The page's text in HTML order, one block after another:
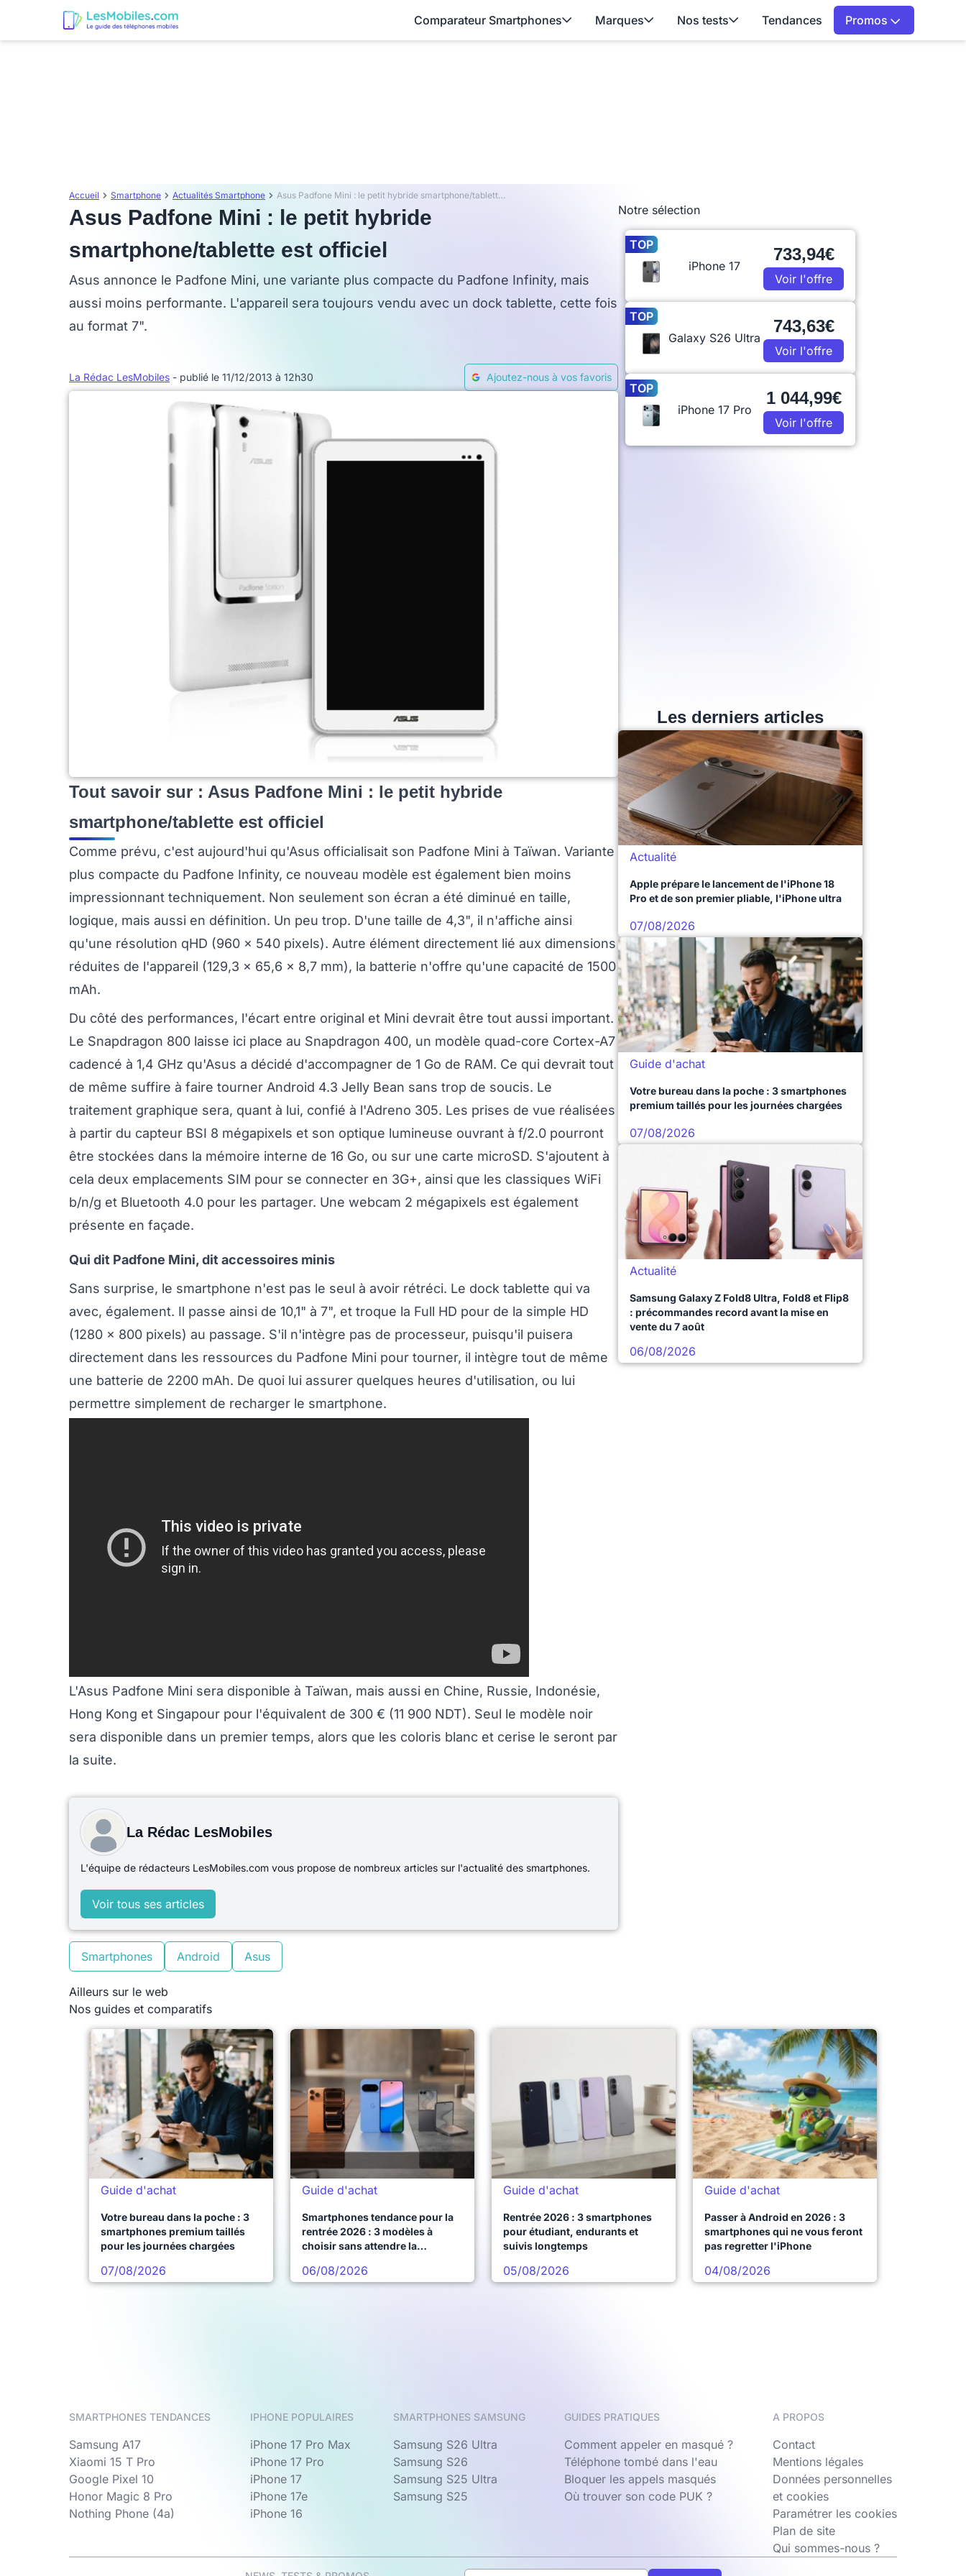
Comparateur Smartphones Marques Nos tests Tendances Promos
Accueil Smartphone Actualités Smartphone Asus Padfone Mini : le petit hybride smartphone/tablette est officiel
Asus Padfone Mini : le petit hybride
smartphone/tablette est officiel
Asus annonce le Padfone Mini, une variante plus compacte du Padfone Infinity, mais
aussi moins performante. L'appareil sera toujours vendu avec un dock tablette, cette fois
au format 7".
La Rédac LesMobiles - publié le 11/12/2013 à 12h30 Ajoutez-nous à vos favoris
Tout savoir sur : Asus Padfone Mini : le petit hybride
smartphone/tablette est officiel
Comme prévu, c'est aujourd'hui qu'Asus officialisait son Padfone Mini à Taïwan. Variante
plus compacte du Padfone Infinity, ce nouveau modèle est également bien moins
impressionnant techniquement. Non seulement son écran a été diminué en taille,
logique, mais aussi en définition. Un peu trop. D'une taille de 4,3", il n'affiche ainsi
qu'une résolution qHD (960 x 540 pixels). Autre élément directement lié aux dimensions
réduites de l'appareil (129,3 x 65,6 x 8,7 mm), la batterie n'offre qu'une capacité de 1500
mAh.
Du côté des performances, l'écart entre original et Mini devrait être tout aussi important.
Le Snapdragon 800 laisse ici place au Snapdragon 400, un modèle quad-core Cortex-A7
cadencé à 1,4 GHz qu'Asus a décidé d'accompagner de 1 Go de RAM. Ce qui devrait tout
de même suffire à faire tourner Android 4.3 Jelly Bean sans trop de soucis. Le
traitement graphique sera, quant à lui, confié à l'Adreno 305. Les prises de vue réalisées
à partir du capteur BSI 8 mégapixels et son optique lumineuse ouvrant à f/2.0 pourront
être stockées dans la mémoire interne de 16 Go, ou sur une carte microSD. S'ajoutent à
cela deux emplacements SIM pour se connecter en 3G+, ainsi que les classiques WiFi
b/n/g et Bluetooth 4.0 pour les partager. Une webcam 2 mégapixels est également
présente en façade.
Qui dit Padfone Mini, dit accessoires minis
Sans surprise, le smartphone n'est pas le seul à avoir rétréci. Le dock tablette qui va
avec, également. Il passe ainsi de 10,1" à 7", et troque la Full HD pour de la simple HD
(1280 x 800 pixels) au passage. S'il n'intègre pas de processeur, puisqu'il puisera
directement dans les ressources du Padfone Mini pour tourner, il intègre tout de même
une batterie de 2200 mAh. De quoi lui assurer quelques heures d'utilisation, ou lui
permettre simplement de recharger le smartphone.
L'Asus Padfone Mini sera disponible à Taïwan, mais aussi en Chine, Russie, Indonésie,
Hong Kong et Singapour pour l'équivalent de 300 € (11 900 NDT). Seul le modèle noir
sera disponible dans un premier temps, alors que les coloris blanc et cerise le seront par
la suite.
La Rédac LesMobiles
L'équipe de rédacteurs LesMobiles.com vous propose de nombreux articles sur l'actualité des smartphones.
Voir tous ses articles
Smartphones Android Asus
Ailleurs sur le web
Notre sélection
TOP
iPhone 17
733,94€
Voir l'offre
TOP
Galaxy S26 Ultra
743,63€
Voir l'offre
TOP
iPhone 17 Pro
1 044,99€
Voir l'offre
Les derniers articles
Actualité
Apple prépare le lancement de l'iPhone 18
Pro et de son premier pliable, l'iPhone ultra
07/08/2026
Guide d'achat
Votre bureau dans la poche : 3 smartphones
premium taillés pour les journées chargées
07/08/2026
Actualité
Samsung Galaxy Z Fold8 Ultra, Fold8 et Flip8
: précommandes record avant la mise en
vente du 7 août
06/08/2026
Nos guides et comparatifs
Guide d'achat
Votre bureau dans la poche : 3
smartphones premium taillés
pour les journées chargées
07/08/2026
Guide d'achat
Smartphones tendance pour la
rentrée 2026 : 3 modèles à
choisir sans attendre la
06/08/2026
Guide d'achat
Rentrée 2026 : 3 smartphones
pour étudiant, endurants et
suivis longtemps
05/08/2026
Guide d'achat
Passer à Android en 2026 : 3
smartphones qui ne vous feront
pas regretter l'iPhone
04/08/2026
SMARTPHONES TENDANCES
Samsung A17
Xiaomi 15 T Pro
Google Pixel 10
Honor Magic 8 Pro
Nothing Phone (4a)
IPHONE POPULAIRES
iPhone 17 Pro Max
iPhone 17 Pro
iPhone 17
iPhone 17e
iPhone 16
SMARTPHONES SAMSUNG
Samsung S26 Ultra
Samsung S26
Samsung S25 Ultra
Samsung S25
GUIDES PRATIQUES
Comment appeler en masqué ?
Téléphone tombé dans l'eau
Bloquer les appels masqués
Où trouver son code PUK ?
A PROPOS
Contact
Mentions légales
Données personnelles
et cookies
Paramétrer les cookies
Plan de site
Qui sommes-nous ?